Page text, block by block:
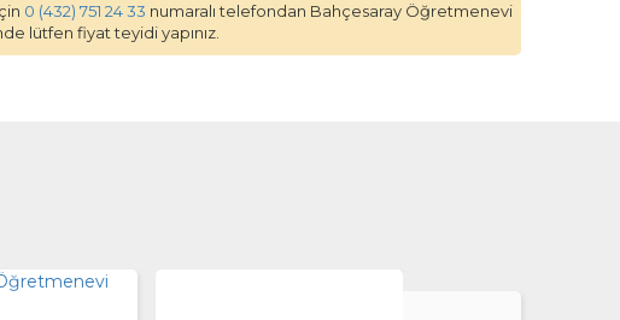
0 (432) 751 24 33 numaralı telefondan Bahçesaray Öğretmenevi
lütfen fiyat teyidi yapınız.